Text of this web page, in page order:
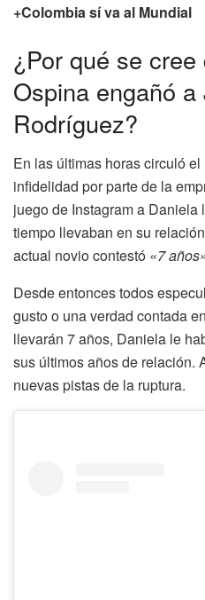
+Colombia sí va al Mundial
¿Por qué se
Ospina engañó a
Rodríguez?
En las últimas horas circuló
infidelidad por parte de la
juego de Instagram a Daniela
tiempo llevaban en su
actual novio contestó «7
Desde entonces todos
gusto o una verdad contada
llevarán 7 años, Daniela le
sus últimos años de relación.
nuevas pistas de la ruptura.